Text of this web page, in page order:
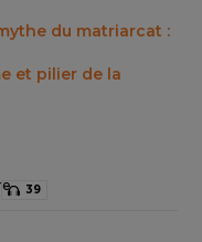
du matriarcat :
et pilier de la
39